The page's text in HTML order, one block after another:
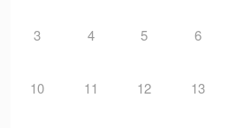
3 4 5 6
10 11 12 13